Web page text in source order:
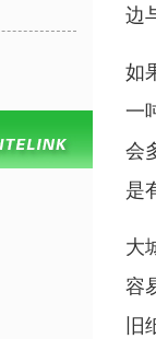
边
如
一
会
是
大
容
旧